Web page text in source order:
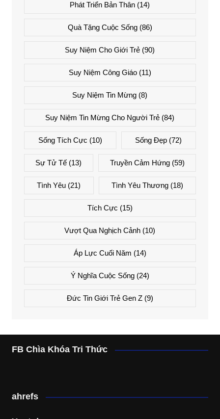
Phát Triển Bản Thân (14)
Quà Tặng Cuộc Sống(86)
Suy Niệm Cho Giới Trẻ (90)
Suy Niệm Công Giáo(11)
Suy Niệm Tin Mừng (8)
Suy Niệm Tin Mừng Cho Người Trẻ (84)
Sống Tích Cực (10) Sống Đẹp (72)
Sự Tử Tế (13) Truyền Cảm Hứng(59)
Tình Yêu (21) Tình Yêu Thương(18)
Tích Cực (15)
Vượt Qua Nghịch Cảnh (10)
Áp Lực Cuối Năm (14)
Ý Nghĩa Cuộc Sống(24)
Đức Tin Giới Trẻ Gen Z(9)
FB Chìa Khóa Tri Thức
ahrefs